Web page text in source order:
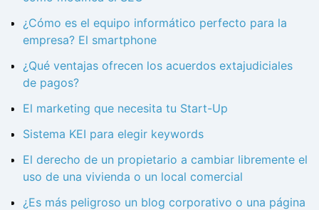
¿Cómo es el equipo informático perfecto para la
empresa? El smartphone
¿Qué ventajas ofrecen los acuerdos extajudiciales
de pagos?
El marketing que necesita tu Start-Up
Sistema KEI para elegir keywords
El derecho de un propietario a cambiar libremente el
uso de una vivienda o un local comercial
¿Es más peligroso un blog corporativo o una página